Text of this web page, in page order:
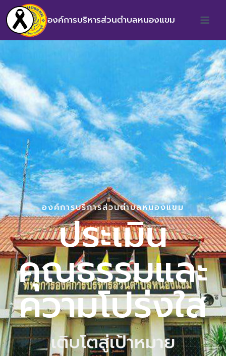
องค์การบริหารส่วนตำบลหนองแขม
องค์การบริการส่วนตำบลหนองแขม
ประเมิน
คุณธรรมและ
ความโปร่งใส
เติบโตสู่เป้าหมาย